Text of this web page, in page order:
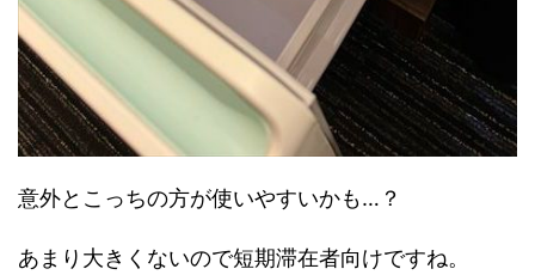
意外とこっちの方が使いやすいかも…？
あまり大きくないので短期滞在者向けですね。